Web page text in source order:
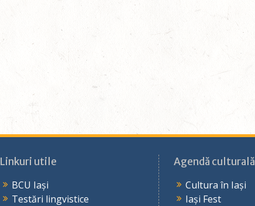
Linkuri utile
BCU Iași
Testări lingvistice
Agendă culturală
Cultura în Iași
Iași Fest